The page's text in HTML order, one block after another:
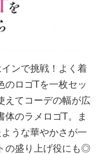
ンで挑戦！よく着
のロゴTを一枚セッ
えてコーデの幅が広
体のラメロゴT。ま
うな華やかさが一
の盛り上げ役にも◎